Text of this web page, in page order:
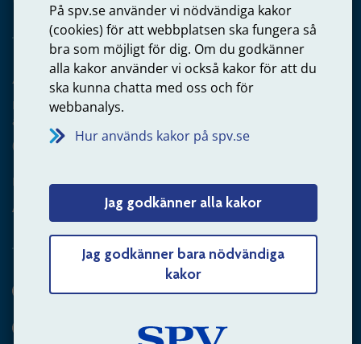
På spv.se använder vi nödvändiga kakor
(cookies) för att webbplatsen ska fungera så
bra som möjligt för dig. Om du godkänner
alla kakor använder vi också kakor för att du
ska kunna chatta med oss och för
webbanalys.
Hur används kakor på spv.se
Jag godkänner alla kakor
Jag godkänner bara nödvändiga
kakor
Arbetsgivare
Frågor om administration av tjänstepension från statlig
anställning
060-18 75 03
Kontakta oss
Arbetsgivare – skicka mejl till oss
Hitta svaret på din fråga
Andra sätt att kontakta oss